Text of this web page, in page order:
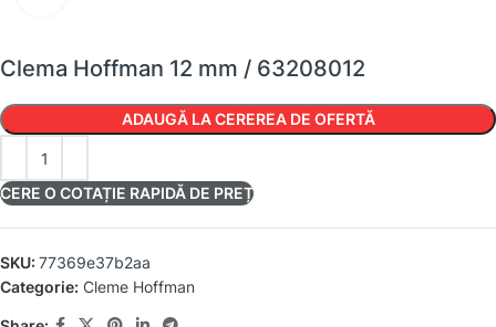
Clema Hoffman 12 mm / 63208012
ADAUGĂ LA CEREREA DE OFERTĂ
CERE O COTAȚIE RAPIDĂ DE PREȚ
SKU: 77369e37b2aa
Categorie: Cleme Hoffman